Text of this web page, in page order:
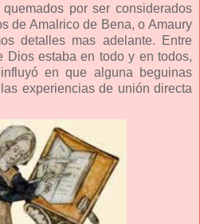
por ser considerados
de Amalrico de Bena, o Amaury
detalles mas adelante. Entre
Dios estaba en todo y en todos,
en que alguna beguinas
experiencias de unión directa